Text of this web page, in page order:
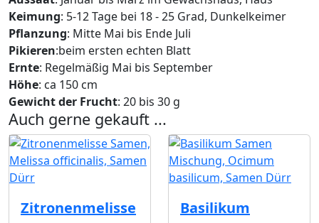
Keimung: 5-12 Tage bei 18 - 25 Grad, Dunkelkeimer
Pflanzung: Mitte Mai bis Ende Juli
Pikieren:beim ersten echten Blatt
Ernte: Regelmäßig Mai bis September
Höhe: ca 150 cm
Gewicht der Frucht: 20 bis 30 g
Auch gerne gekauft ...
Zitronenmelisse
Basilikum